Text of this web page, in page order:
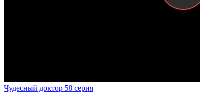
Чудесный доктор 58 серия